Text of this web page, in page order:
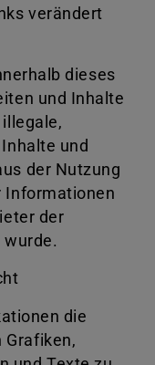
verändert
dieses
und Inhalte
und
der Nutzung
Informationen
der
die
Grafiken,